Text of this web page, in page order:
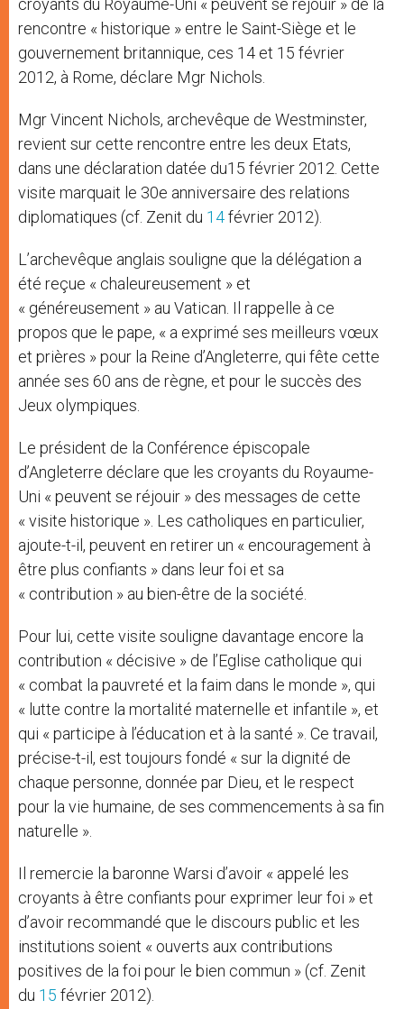
croyants du Royaume-Uni « peuvent se réjouir » de la
rencontre « historique » entre le Saint-Siège et le
gouvernement britannique, ces 14 et 15 février
2012, à Rome, déclare Mgr Nichols.
Mgr Vincent Nichols, archevêque de Westminster,
revient sur cette rencontre entre les deux Etats,
dans une déclaration datée du15 février 2012. Cette
visite marquait le 30e anniversaire des relations
diplomatiques (cf. Zenit du 14février 2012).
L’archevêque anglais souligne que la délégation a
été reçue « chaleureusement » et
« généreusement » au Vatican. Il rappelle à ce
propos que le pape, « a exprimé ses meilleurs vœux
et prières » pour la Reine d’Angleterre, qui fête cette
année ses 60 ans de règne, et pour le succès des
Jeux olympiques.
Le président de la Conférence épiscopale
d’Angleterre déclare que les croyants du Royaume-
Uni « peuvent se réjouir » des messages de cette
« visite historique ». Les catholiques en particulier,
ajoute-t-il, peuvent en retirer un « encouragement à
être plus confiants » dans leur foi et sa
« contribution » au bien-être de la société.
Pour lui, cette visite souligne davantage encore la
contribution « décisive » de l’Eglise catholique qui
« combat la pauvreté et la faim dans le monde », qui
« lutte contre la mortalité maternelle et infantile », et
qui « participe à l’éducation et à la santé ». Ce travail,
précise-t-il, est toujours fondé « sur la dignité de
chaque personne, donnée par Dieu, et le respect
pour la vie humaine, de ses commencements à sa fin
naturelle ».
Il remercie la baronne Warsi d’avoir « appelé les
croyants à être confiants pour exprimer leur foi » et
d’avoir recommandé que le discours public et les
institutions soient « ouverts aux contributions
positives de la foi pour le bien commun » (cf. Zenit
du 15 février 2012).